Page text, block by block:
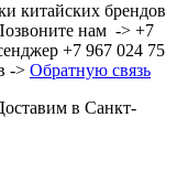
китайских брендов
нам -> +7
+7 967 024 75
-> Обратную связь
в Санкт-